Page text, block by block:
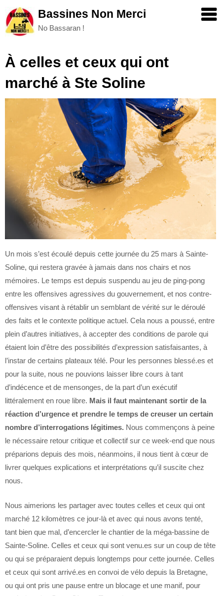
to
content
Bassines Non Merci
No Bassaran !
À celles et ceux qui ont
marché à Ste Soline
Un mois s’est écoulé depuis cette journée du 25 mars à Sainte-
Soline, qui restera gravée à jamais dans nos chairs et nos
mémoires. Le temps est depuis suspendu au jeu de ping-pong
entre les offensives agressives du gouvernement, et nos contre-
offensives visant à rétablir un semblant de vérité sur le déroulé
des faits et le contexte politique actuel. Cela nous a poussé, entre
plein d’autres initiatives, à accepter des conditions de parole qui
étaient loin d’être des possibilités d’expression satisfaisantes, à
l’instar de certains plateaux télé. Pour les personnes blessé.es et
pour la suite, nous ne pouvions laisser libre cours à tant
d’indécence et de mensonges, de la part d’un exécutif
littéralement en roue libre. Mais il faut maintenant sortir de la
réaction d’urgence et prendre le temps de creuser un certain
nombre d’interrogations légitimes. Nous commençons à peine
le nécessaire retour critique et collectif sur ce week-end que nous
préparions depuis des mois, néanmoins, il nous tient à cœur de
livrer quelques explications et interprétations qu’il suscite chez
nous.
Nous aimerions les partager avec toutes celles et ceux qui ont
marché 12 kilomètres ce jour-là et avec qui nous avons tenté,
tant bien que mal, d’encercler le chantier de la méga-bassine de
Sainte-Soline. Celles et ceux qui sont venu.es sur un coup de tête
ou qui se préparaient depuis longtemps pour cette journée. Celles
et ceux qui sont arrivé.es en convoi de vélo depuis la Bretagne,
ou qui ont pris une pause entre un blocage et une manif, pour